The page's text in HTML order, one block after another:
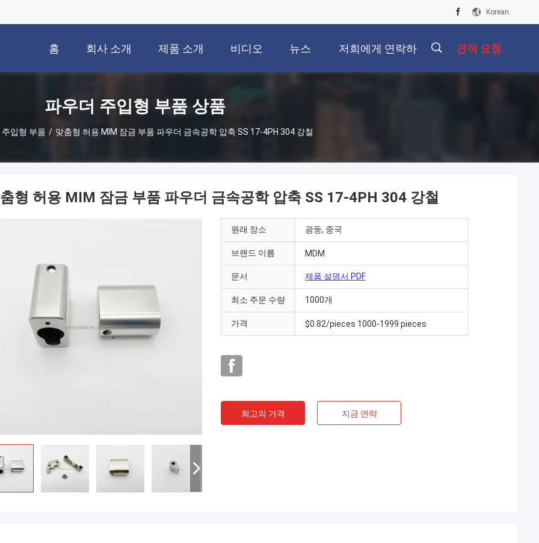
Korean
홈 회사 소개 제품 소개 비디오 뉴스 저희에게 연락하 견적 요청
파우더 주입형 부품 상품
입형 부품 / 맞춤형 허용 MIM 잠금 부품 파우더 금속공학 압축 SS 17-4PH 304 강철
형 허용 MIM 잠금 부품 파우더 금속공학 압축 SS 17-4PH 304 강철
원래 장소 광둥, 중국
브랜드 이름 MDM
문서 제품 설명서 PDF
최소 주문 수량 1000개
가격 $0.82/pieces 1000-1999 pieces
최고의 가격 지금 연락